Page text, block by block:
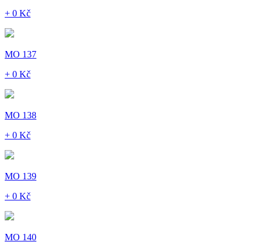
+ 0 Kč
MO 137
+ 0 Kč
MO 138
+ 0 Kč
MO 139
+ 0 Kč
MO 140